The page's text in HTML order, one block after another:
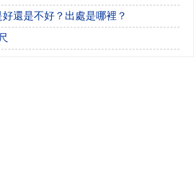
還是不好？出處是哪裡？